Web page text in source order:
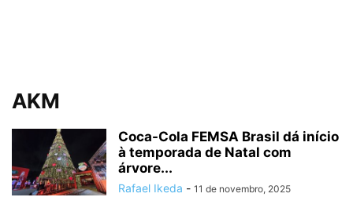
AKM
Coca-Cola FEMSA Brasil dá início
à temporada de Natal com
árvore...
Rafael Ikeda - 11 de novembro, 2025